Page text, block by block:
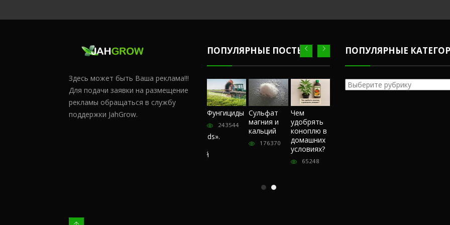
Здесь может быть Ваша реклама!!!
Для подачи заявки на размещение
рекламы обращаться в службу
поддержки JahGrow.
ПОПУЛЯРНЫЕ ПОСТЫ
Сульфат
магния и
Чем
Честный
«Hohlandseeds».
покупателей
Фунгициды
243544
Сульфат
магния и
кальций
176370
Чем
удобрять
коноплю в
домашних
условиях?
65248
ПОПУЛЯРНЫЕ
Популярные